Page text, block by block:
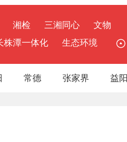
湘检 三湘同心
文物
株潭一体化 生态环境
常德 张家界 益阳